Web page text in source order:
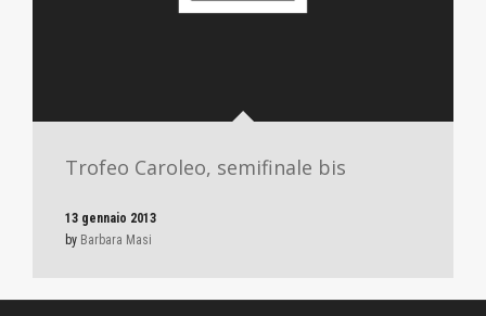
Trofeo Caroleo, semifinale bis
13 gennaio 2013
by Barbara Masi